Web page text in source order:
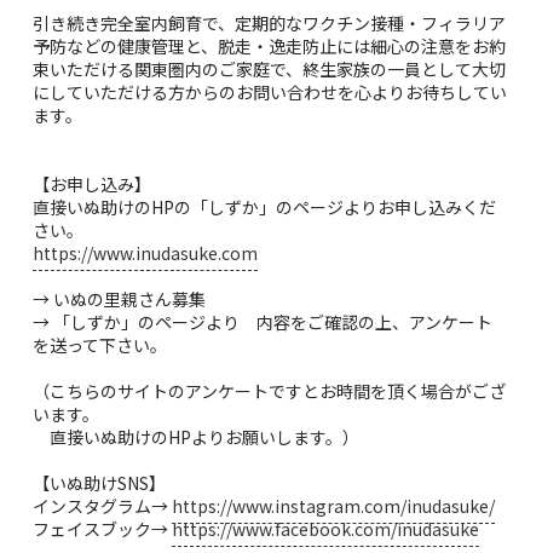
引き続き完全室内飼育で、定期的なワクチン接種・フィラリア
予防などの健康管理と、脱走・逸走防止には細心の注意をお約
束いただける関東圏内のご家庭で、終生家族の一員として大切
にしていただける方からのお問い合わせを心よりお待ちしてい
ます。
【お申し込み】
直接いぬ助けのHPの「しずか」のページよりお申し込みくだ
さい。
https://www.inudasuke.com
→ いぬの里親さん募集
→ 「しずか」のページより 内容をご確認の上、アンケート
を送って下さい。
（こちらのサイトのアンケートですとお時間を頂く場合がござ
います。
直接いぬ助けのHPよりお願いします。）
【いぬ助けSNS】
インスタグラム→ https://www.instagram.com/inudasuke/
フェイスブック→https://www.facebook.com/inudasuke